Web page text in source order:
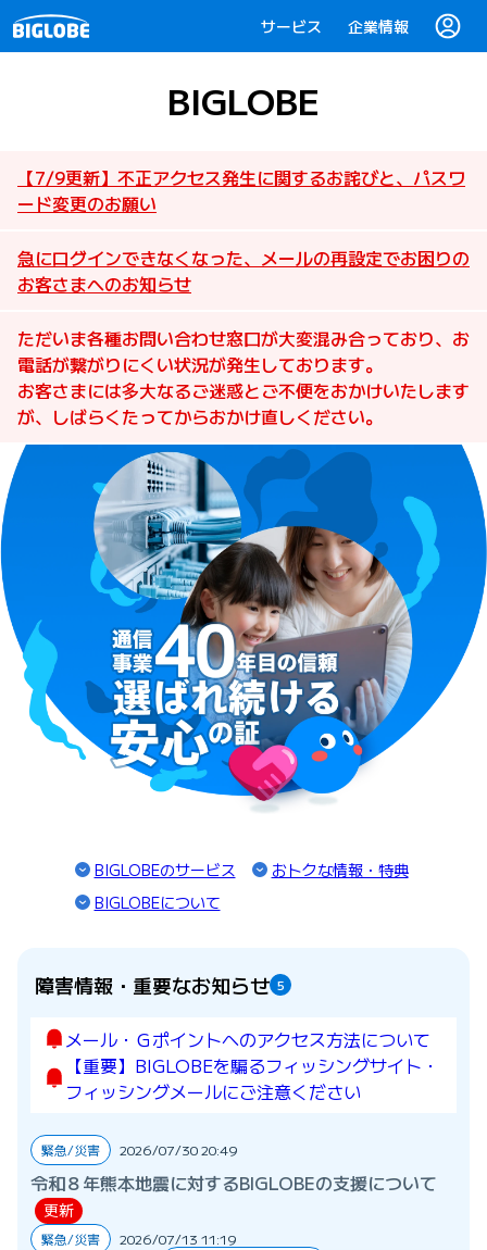
サービス 企業情報
BIGLOBE
【7/9更新】不正アクセス発生に関するお詫びと、パスワ
ード変更のお願い
急にログインできなくなった、メールの再設定でお困りの
お客さまへのお知らせ
ただいま各種お問い合わせ窓口が大変混み合っており、お
電話が繋がりにくい状況が発生しております。
お客さまには多大なるご迷惑とご不便をおかけいたします
が、しばらくたってからおかけ直しください。
BIGLOBEのサービス
おトクな情報・特典
BIGLOBEについて
障害情報・重要なお知らせ 5
メール・Ｇポイントへのアクセス方法について
【重要】BIGLOBEを騙るフィッシングサイト・
フィッシングメールにご注意ください
緊急/災害 2026/07/30 20:49
令和８年熊本地震に対するBIGLOBEの支援について
更新
緊急/災害 2026/07/13 11:19